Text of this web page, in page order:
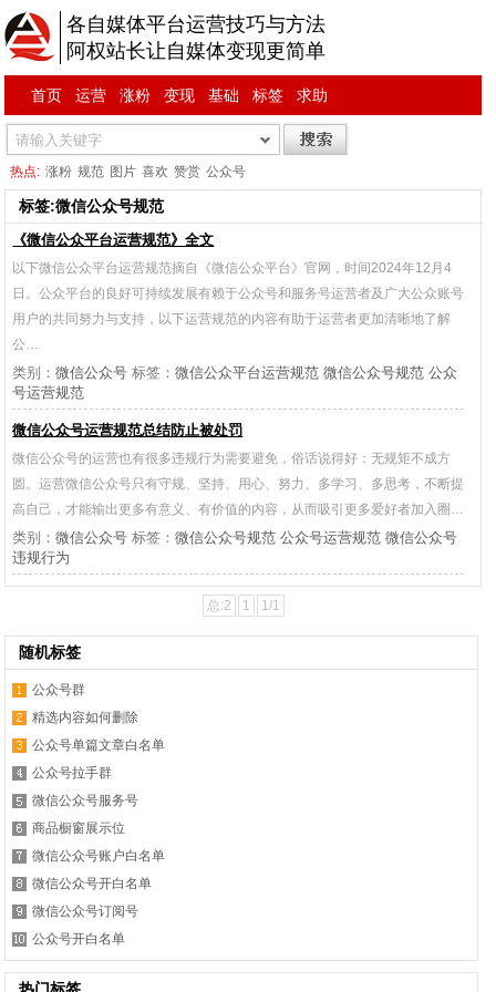
各自媒体平台运营技巧与方法
阿权站长让自媒体变现更简单
首页 运营 涨粉 变现 基础 标签 求助
热点: 涨粉 规范 图片 喜欢 赞赏 公众号
标签:微信公众号规范
《微信公众平台运营规范》全文
以下微信公众平台运营规范摘自《微信公众平台》官网，时间2024年12月4
日。公众平台的良好可持续发展有赖于公众号和服务号运营者及广大公众账号
用户的共同努力与支持，以下运营规范的内容有助于运营者更加清晰地了解
公…
类别：微信公众号 标签：微信公众平台运营规范 微信公众号规范 公众
号运营规范
微信公众号运营规范总结防止被处罚
微信公众号的运营也有很多违规行为需要避免，俗话说得好：无规矩不成方
圆。运营微信公众号只有守规、坚持、用心、努力、多学习、多思考，不断提
高自己，才能输出更多有意义、有价值的内容，从而吸引更多爱好者加入圈…
类别：微信公众号 标签：微信公众号规范 公众号运营规范 微信公众号
违规行为
总:2 1 1/1
随机标签
公众号群
精选内容如何删除
公众号单篇文章白名单
公众号拉手群
微信公众号服务号
商品橱窗展示位
微信公众号账户白名单
微信公众号开白名单
微信公众号订阅号
公众号开白名单